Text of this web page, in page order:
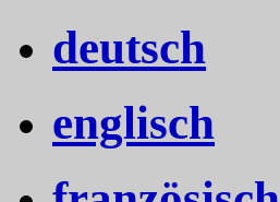
deutsch
englisch